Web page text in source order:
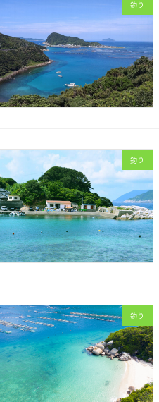
釣り
釣り
釣り